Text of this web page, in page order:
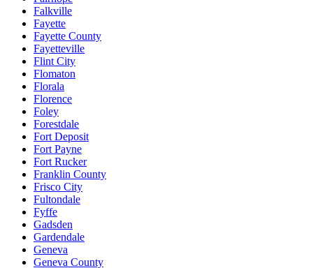
Falkville
Fayette
Fayette County
Fayetteville
Flint City
Flomaton
Florala
Florence
Foley
Forestdale
Fort Deposit
Fort Payne
Fort Rucker
Franklin County
Frisco City
Fultondale
Fyffe
Gadsden
Gardendale
Geneva
Geneva County